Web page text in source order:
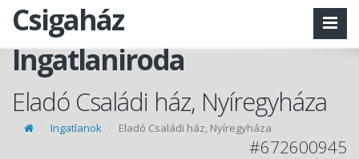
Csigaház
Ingatlaniroda
Eladó Családi ház, Nyíregyháza
Ingatlanok Eladó Családi ház, Nyíregyháza
#672600945